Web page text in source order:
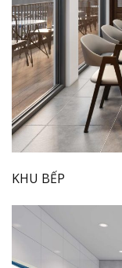
KHU BẾP